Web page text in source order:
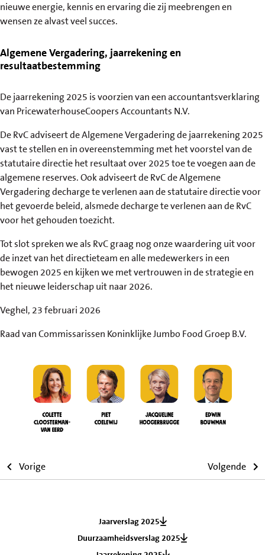
nieuwe energie, kennis en ervaring die zij meebrengen en
wensen ze alvast veel succes.
Algemene Vergadering, jaarrekening en
resultaatbestemming
De jaarrekening 2025 is voorzien van een accountantsverklaring
van PricewaterhouseCoopers Accountants N.V.
De RvC adviseert de Algemene Vergadering de jaarrekening 2025
vast te stellen en in overeenstemming met het voorstel van de
statutaire directie het resultaat over 2025 toe te voegen aan de
algemene reserves. Ook adviseert de RvC de Algemene
Vergadering decharge te verlenen aan de statutaire directie voor
het gevoerde beleid, alsmede decharge te verlenen aan de RvC
voor het gehouden toezicht.
Tot slot spreken we als RvC graag nog onze waardering uit voor
de inzet van het directieteam en alle medewerkers in een
bewogen 2025 en kijken we met vertrouwen in de strategie en
het nieuwe leiderschap uit naar 2026.
Veghel, 23 februari 2026
Raad van Commissarissen Koninklijke Jumbo Food Groep B.V.
Vorige Volgende
Jaarverslag 2025
Duurzaamheidsverslag 2025